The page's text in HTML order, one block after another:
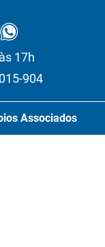
17h
904
Associados